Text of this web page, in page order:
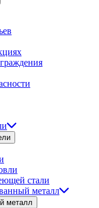
стали
металл
металл